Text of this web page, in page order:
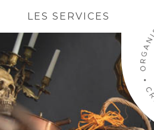
LES SERVICES